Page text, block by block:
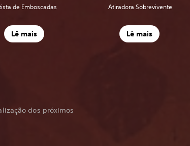
de Emboscadas
Lê mais
Atiradora Sobrevivente
Lê mais
dos próximos